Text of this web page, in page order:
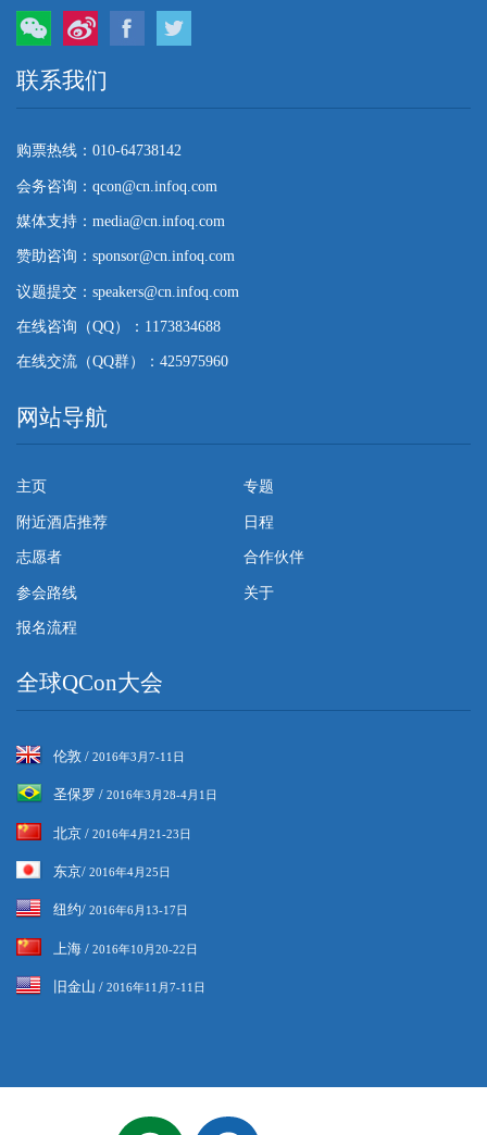
微信 微博 Facebook
联系我们
购票热线：010-64738142
会务咨询：qcon@cn.infoq.com
媒体支持：media@cn.infoq.com
赞助咨询：sponsor@cn.infoq.com
议题提交：speakers@cn.infoq.com
在线咨询（QQ）：1173834688
在线交流（QQ群）：425975960
网站导航
主页 专题
附近酒店推荐 日程
志愿者 合作伙伴
参会路线 关于
报名流程
全球QCon大会
伦敦 / 2016年3月7-11日
圣保罗 / 2016年3月28-4月1日
北京 / 2016年4月21-23日
东京/ 2016年4月25日
纽约/ 2016年6月13-17日
上海 / 2016年10月20-22日
旧金山 / 2016年11月7-11日